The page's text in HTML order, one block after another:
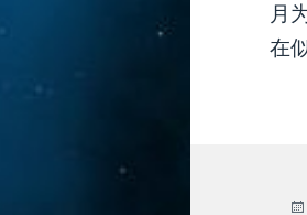
月
在